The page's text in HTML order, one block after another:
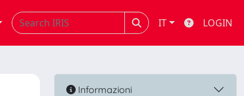
IT LOGIN
Informazioni